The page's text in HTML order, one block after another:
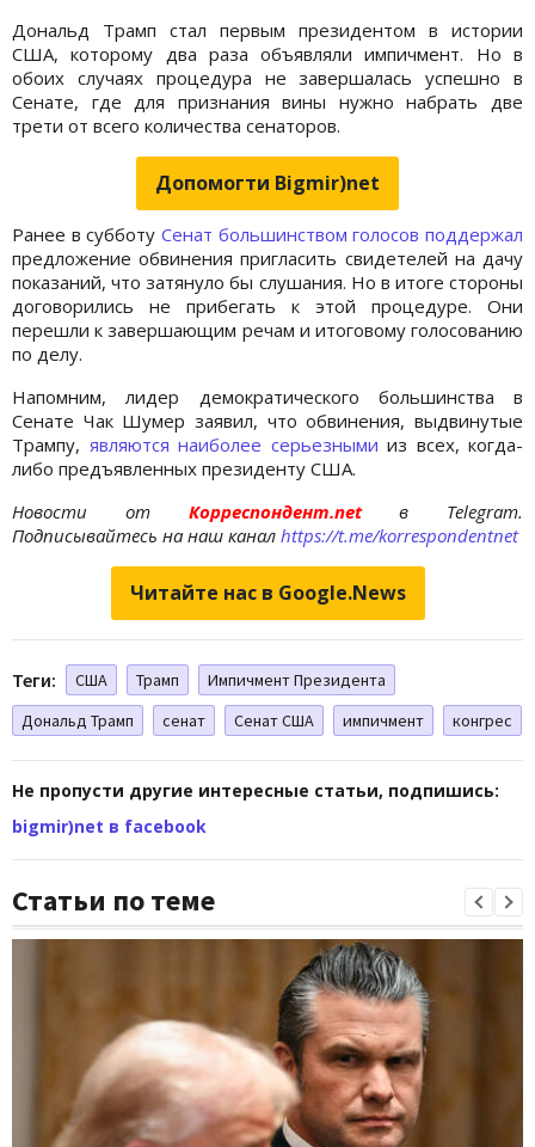
Дональд Трамп стал первым президентом в истории
США, которому два раза объявляли импичмент. Но в
обоих случаях процедура не завершалась успешно в
Сенате, где для признания вины нужно набрать две
трети от всего количества сенаторов.
Допомогти Bigmir)net
Ранее в субботу Сенат большинством голосов поддержал
предложение обвинения пригласить свидетелей на дачу
показаний, что затянуло бы слушания. Но в итоге стороны
договорились не прибегать к этой процедуре. Они
перешли к завершающим речам и итоговому голосованию
по делу.
Напомним, лидер демократического большинства в
Сенате Чак Шумер заявил, что обвинения, выдвинутые
Трампу, являются наиболее серьезными из всех, когда-
либо предъявленных президенту США.
Новости отКорреспондент.netв Telegram.
Подписывайтесь на наш канал https://t.me/korrespondentnet
Читайте нас в Google.News
Теги: США Трамп
Импичмент Президента
Дональд Трамп
сенат Сенат США импичмент конгрес
Не пропусти другие интересные статьи, подпишись:
bigmir)net в facebook
Статьи по теме